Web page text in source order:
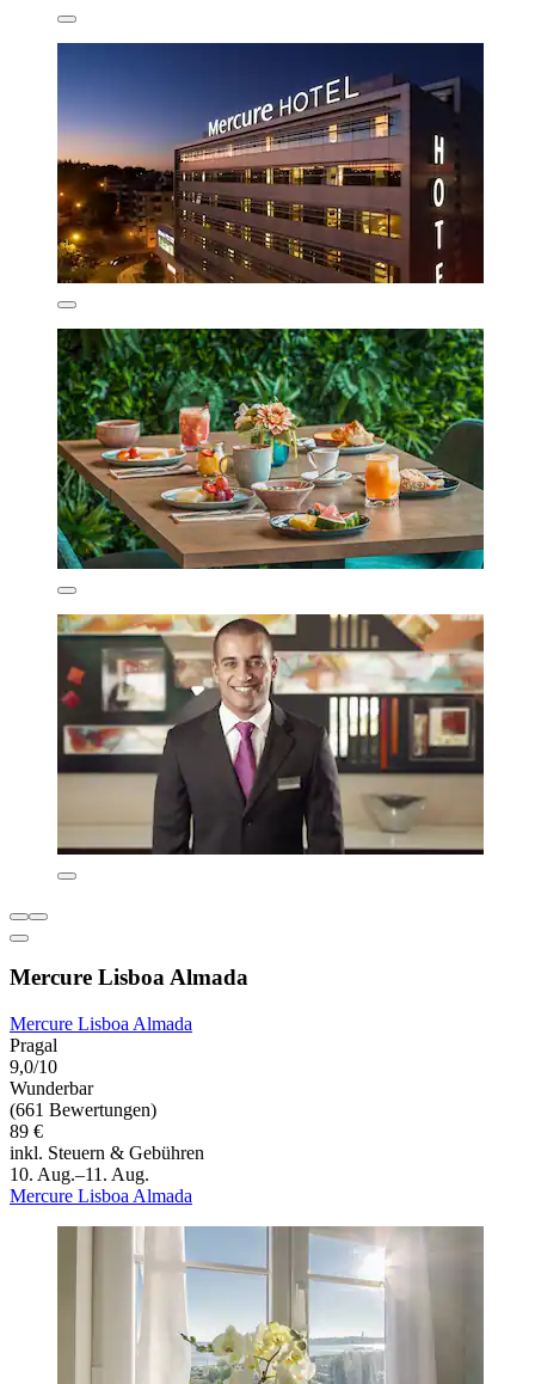
Mercure Lisboa Almada
Mercure Lisboa Almada
Pragal
9,0/10
Wunderbar
(661 Bewertungen)
89 €
inkl. Steuern & Gebühren
10. Aug.–11. Aug.
Mercure Lisboa Almada